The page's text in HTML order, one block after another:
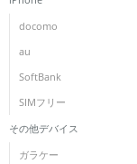
docomo
au
SoftBank
SIMフリー
その他デバイス
ガラケー